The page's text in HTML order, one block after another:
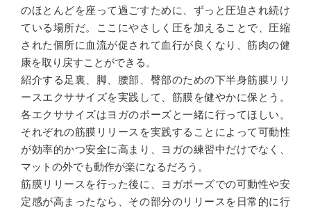
のほとんどを座って過ごすために、ずっと圧迫され続け
ている場所だ。ここにやさしく圧を加えることで、圧縮
された個所に血流が促されて血行が良くなり、筋肉の健
康を取り戻すことができる。
紹介する足裏、脚、腰部、臀部のための下半身筋膜リリ
ースエクササイズを実践して、筋膜を健やかに保とう。
各エクササイズはヨガのポーズと一緒に行ってほしい。
それぞれの筋膜リリースを実践することによって可動性
が効率的かつ安全に高まり、ヨガの練習中だけでなく、
マットの外でも動作が楽になるだろう。
筋膜リリースを行った後に、ヨガポーズでの可動性や安
定感が高まったなら、その部分のリリースを日常的に行